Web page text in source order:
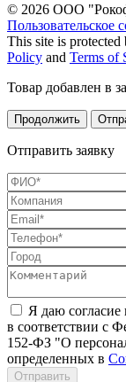
© 2026 ООО
Пользовательское
This site is
Policy and Terms of
Товар добавлен в
Продолжить
Отправить заявку
Я даю
в соответствии с
152-ФЗ "О
определенных в
Отправить